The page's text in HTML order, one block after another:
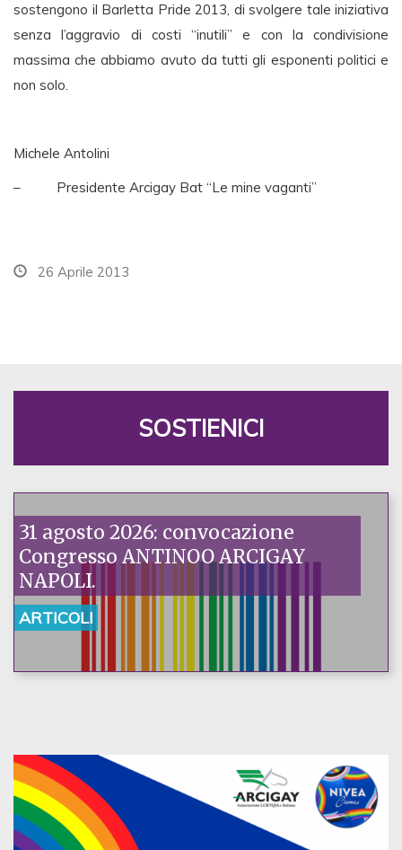
sostengono il Barletta Pride 2013, di svolgere tale iniziativa
senza l’aggravio di costi “inutili” e con la condivisione
massima che abbiamo avuto da tutti gli esponenti politici e
non solo.
Michele Antolini
– Presidente Arcigay Bat “Le mine vaganti”
26 Aprile 2013
SOSTIENICI
31 agosto 2026: convocazione
Congresso ANTINOO ARCIGAY
NAPOLI.
ARTICOLI